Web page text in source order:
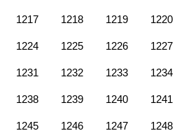
1217 1218 1219 1220
1224 1225 1226 1227
1231 1232 1233 1234
1238 1239 1240 1241
1245 1246 1247 1248